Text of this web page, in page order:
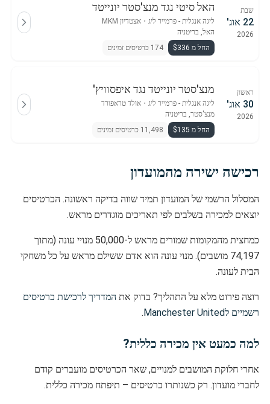
שבת
22 אוג'
2026
האל סיטי נגד מנצ'סטר יונייטד
ליגה אנגלית - פרמייר ליג ・ אצטדיון MKM
האל, בריטניה
החל מ $336
174 כרטיסים זמינים
ראשון
30 אוג'
2026
מנצ'סטר יונייטד נגד איפסוויץ'
ליגה אנגלית - פרמייר ליג ・ אולד טראפורד
מנצ'סטר, בריטניה
החל מ $135
11,498 כרטיסים זמינים
רכישה ישירה מהמועדון
המסלול הרשמי של המועדון תמיד שווה בדיקה ראשונה. הכרטיסים
יוצאים למכירה בשלבים לפי תאריכים מוגדרים מראש.
כמחצית מהמקומות שמורים מראש ל-50,000 מנויי עונה (מתוך
74,197 מושבים). מנוי עונה הוא אדם ששילם מראש על כל משחקי
הבית לעונה.
רוצה פירוט מלא על התהליך? בדוק את המדריך לרכישת כרטיסים
רשמיים לManchester United
.
למה כמעט אין מכירה כללית?
אחרי חלוקת המושבים למנויים, שאר הכרטיסים מועברים קודם
לחברי מועדון. רק כשנותרו כרטיסים – תיפתח מכירה כללית.